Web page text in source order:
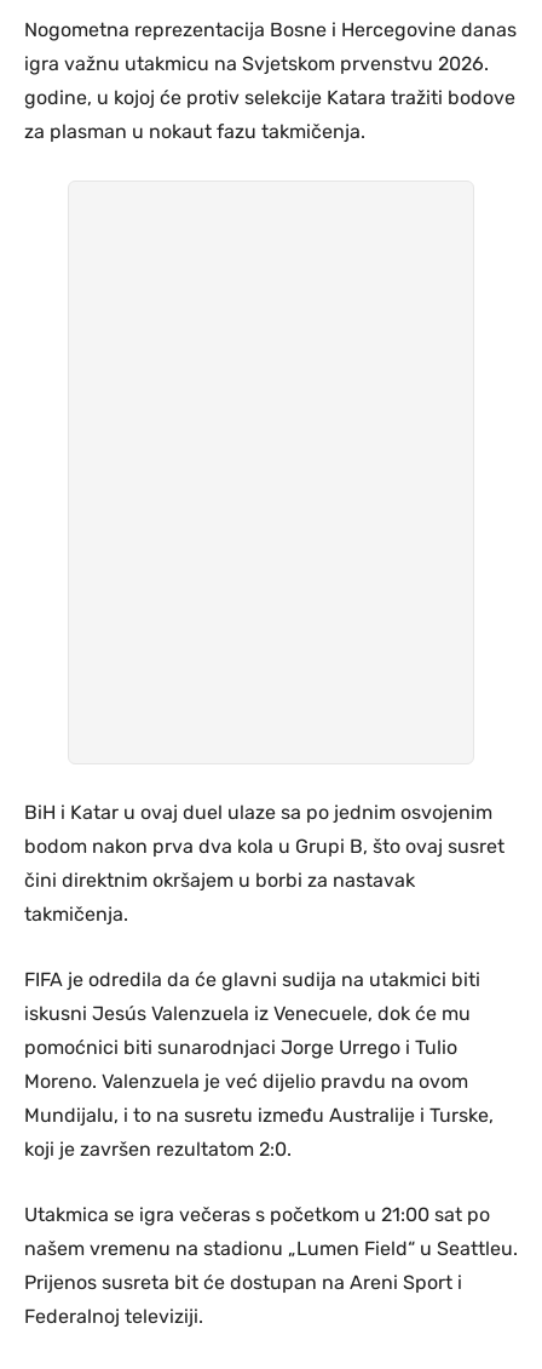
Nogometna reprezentacija Bosne i Hercegovine danas
igra važnu utakmicu na Svjetskom prvenstvu 2026.
godine, u kojoj će protiv selekcije Katara tražiti bodove
za plasman u nokaut fazu takmičenja.
BiH i Katar u ovaj duel ulaze sa po jednim osvojenim
bodom nakon prva dva kola u Grupi B, što ovaj susret
čini direktnim okršajem u borbi za nastavak
takmičenja.
FIFA je odredila da će glavni sudija na utakmici biti
iskusni Jesús Valenzuela iz Venecuele, dok će mu
pomoćnici biti sunarodnjaci Jorge Urrego i Tulio
Moreno. Valenzuela je već dijelio pravdu na ovom
Mundijalu, i to na susretu između Australije i Turske,
koji je završen rezultatom 2:0.
Utakmica se igra večeras s početkom u 21:00 sat po
našem vremenu na stadionu „Lumen Field“ u Seattleu.
Prijenos susreta bit će dostupan na Areni Sport i
Federalnoj televiziji.